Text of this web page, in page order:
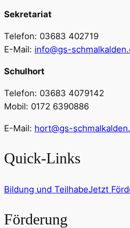
Sekretariat
Telefon: 03683 402719
E-Mail: info@gs-
Schulhort
Telefon: 03683 4079142
Mobil: 0172 6390886
E-Mail: hort@gs-
Quick-Links
Bildung und TeilhabeJetzt
Förderung